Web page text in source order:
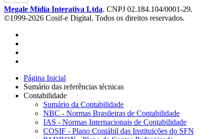
Megale Mídia Interativa Ltda. CNPJ 02.184.104/0001-29.
©1999-2026 Cosif-e Digital. Todos os direitos reservados.
Página Inicial
Sumário das referências técnicas
Contabilidade
Sumário da Contabilidade
NBC - Normas Brasileiras de Contabilidade
IAS - Normas Internacionais de Contabilidade
COSIF - Plano Contábil das Instituições do SFN